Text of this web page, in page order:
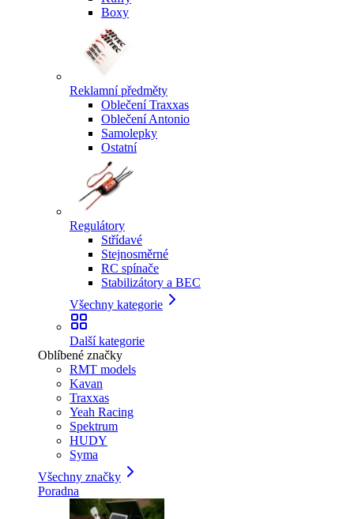
Boxy
Reklamní předměty
Oblečení Traxxas
Oblečení Antonio
Samolepky
Ostatní
Regulátory
Střídavé
Stejnosměrné
RC spínače
Stabilizátory a BEC
Všechny kategorie
Další kategorie
Oblíbené značky
RMT models
Kavan
Traxxas
Yeah Racing
Spektrum
HUDY
Syma
Všechny značky
Poradna